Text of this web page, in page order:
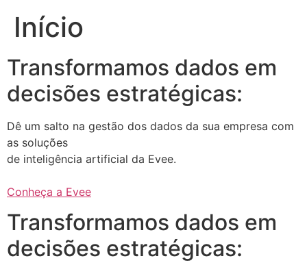
Início
Transformamos dados em
decisões estratégicas:
Dê um salto na gestão dos dados da sua empresa com
as soluções
de inteligência artificial da Evee.
Conheça a Evee
Transformamos dados em
decisões estratégicas: